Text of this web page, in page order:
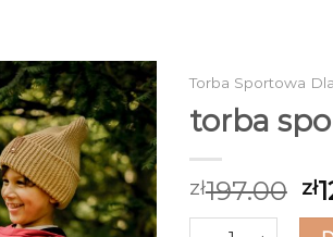
Torba Sportowa
torba
zł197.00 zł
ilość torba